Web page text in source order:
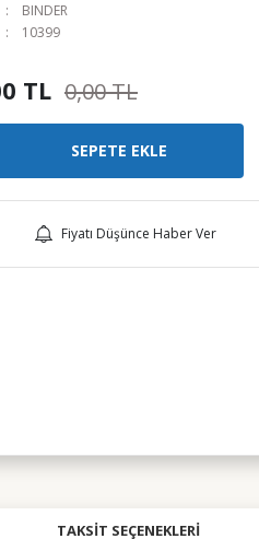
BINDER
10399
TL 0,00 TL
SEPETE EKLE
Fiyatı Düşünce Haber Ver
TAKSIT SEÇENEKLERI